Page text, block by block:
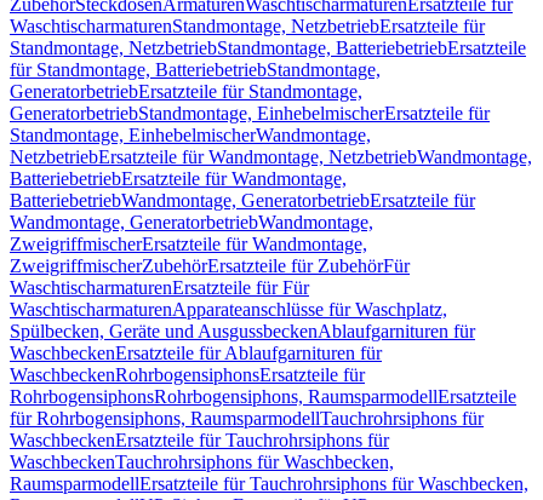
ZubehörSteckdosenArmaturenWaschtischarmaturen Ersatzteile für
WaschtischarmaturenStandmontage, NetzbetriebErsatzteile für
Standmontage, NetzbetriebStandmontage, BatteriebetriebErsatzteile
für Standmontage, BatteriebetriebStandmontage,
GeneratorbetriebErsatzteile für Standmontage,
GeneratorbetriebStandmontage, EinhebelmischerErsatzteile für
Standmontage, EinhebelmischerWandmontage,
NetzbetriebErsatzteile für Wandmontage, NetzbetriebWandmontage,
BatteriebetriebErsatzteile für Wandmontage,
BatteriebetriebWandmontage, GeneratorbetriebErsatzteile für
Wandmontage, GeneratorbetriebWandmontage,
ZweigriffmischerErsatzteile für Wandmontage,
ZweigriffmischerZubehörErsatzteile für ZubehörFür
WaschtischarmaturenErsatzteile für Für
WaschtischarmaturenApparateanschlüsse für Waschplatz,
Spülbecken, Geräte und AusgussbeckenAblaufgarnituren für
WaschbeckenErsatzteile für Ablaufgarnituren für
WaschbeckenRohrbogensiphonsErsatzteile für
RohrbogensiphonsRohrbogensiphons, RaumsparmodellErsatzteile
für Rohrbogensiphons, RaumsparmodellTauchrohrsiphons für
WaschbeckenErsatzteile für Tauchrohrsiphons für
WaschbeckenTauchrohrsiphons für Waschbecken,
RaumsparmodellErsatzteile für Tauchrohrsiphons für Waschbecken,